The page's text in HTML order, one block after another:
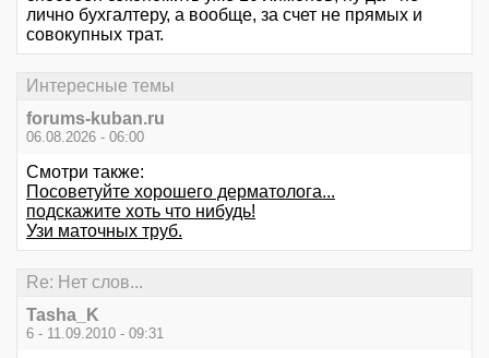
лично бухгалтеру, а вообще, за счет не прямых и
совокупных трат.
Интересные темы
forums-kuban.ru
06.08.2026 - 06:00
Смотри также:
Посоветуйте хорошего дерматолога...
подскажите хоть что нибудь!
Узи маточных труб.
Re: Нет слов...
Tasha_K
6 - 11.09.2010 - 09:31